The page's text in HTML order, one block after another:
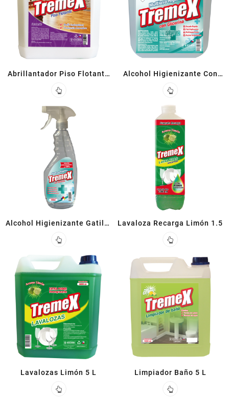
Abrillantador Piso Flotante
5 L
Alcohol Higienizante Con
Glicerina 5 L
Alcohol Higienizante Gatillo
500cc
Lavaloza Recarga Limón 1.5
Lavalozas Limón 5 L Limpiador Baño 5 L